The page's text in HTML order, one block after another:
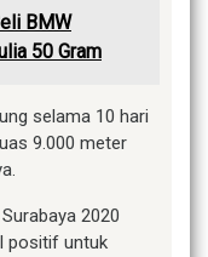
BMW
50 Gram
selama 10 hari
9.000 meter
2020
positif untuk